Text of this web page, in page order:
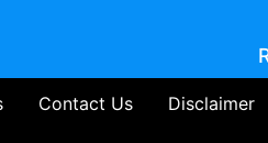
Contact Us Disclaimer